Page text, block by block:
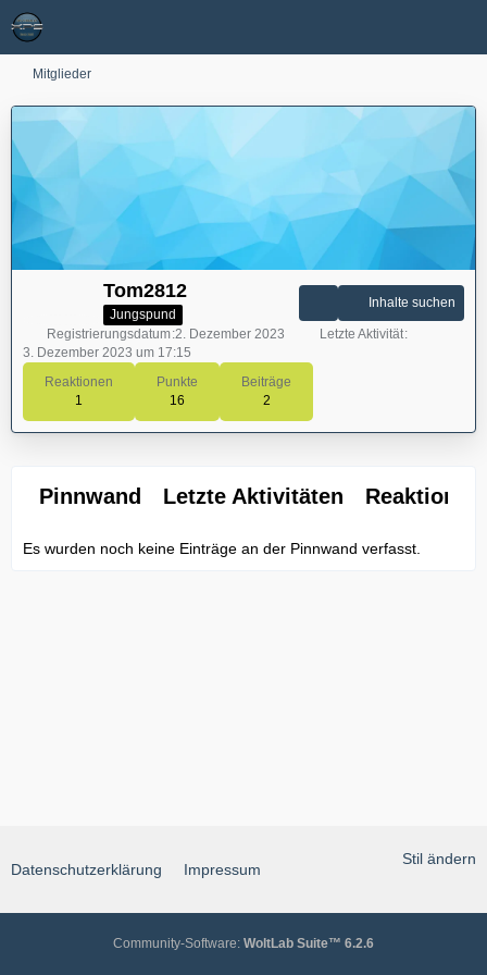
Mitglieder
Tom2812
Jungspund
Reaktionen
1
Punkte
16
Beiträge
2
Inhalte suchen
Registrierungsdatum 2. Dezember 2023
Letzte Aktivität
3. Dezember 2023 um 17:15
Pinnwand Letzte Aktivitäten Reaktionen
Es wurden noch keine Einträge an der Pinnwand verfasst.
Stil ändern
Datenschutzerklärung Impressum
Community-Software: WoltLab Suite™ 6.2.6